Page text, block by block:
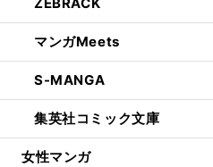
マンガMeets
S-MANGA
集英社コミック文庫
女性マンガ